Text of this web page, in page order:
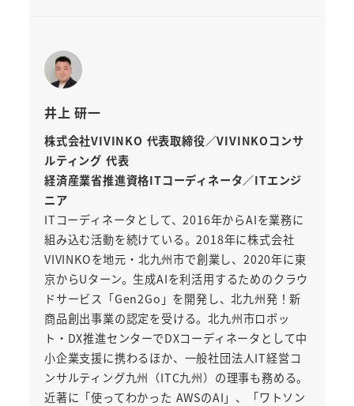
井上 研一
株式会社VIVINKO 代表取締役／VIVINKOコンサ
ルティング 代表
経済産業省推進資格ITコーディネータ／ITエンジ
ニア
ITコーディネータとして、2016年からAIを業務に
組み込む活動を続けている。2018年に株式会社
VIVINKOを地元・北九州市で創業し、2020年に東
京からUターン。生成AIを利活用するためのクラウ
ドサービス「Gen2Go」を開発し、北九州発！新
商品創出事業の認定を受ける。北九州市ロボッ
ト・DX推進センターでDXコーディネータとして中
小企業支援に携わるほか、一般社団法人IT経営コ
ンサルティング九州（ITC九州）の理事も務める。
近著に「使ってわかった AWSのAI」、「ワトソン